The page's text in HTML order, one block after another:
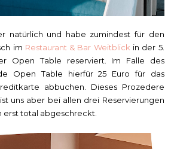
natürlich und habe zumindest für den
im Restaurant & Bar Weitblick in der 5.
Open Table reserviert. Im Falle des
Open Table hierfür 25 Euro für das
abbuchen. Dieses Prozedere
uns aber bei allen drei Reservierungen
total abgeschreckt.